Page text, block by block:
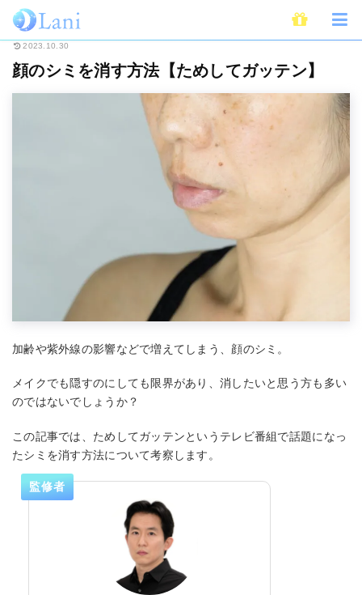
ホーム Beauty
2023.10.30
顔のシミを消す方法【ためしてガッテン】
加齢や紫外線の影響などで増えてしまう、顔のシミ。
メイクでも隠すのにしても限界があり、消したいと思う方も多い
のではないでしょうか？
この記事では、ためしてガッテンというテレビ番組で話題になっ
たシミを消す方法について考察します。
監修者